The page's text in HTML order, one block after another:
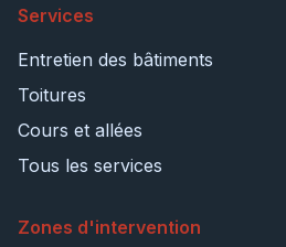
Services
Entretien des bâtiments
Toitures
Cours et allées
Tous les services
Zones d'intervention